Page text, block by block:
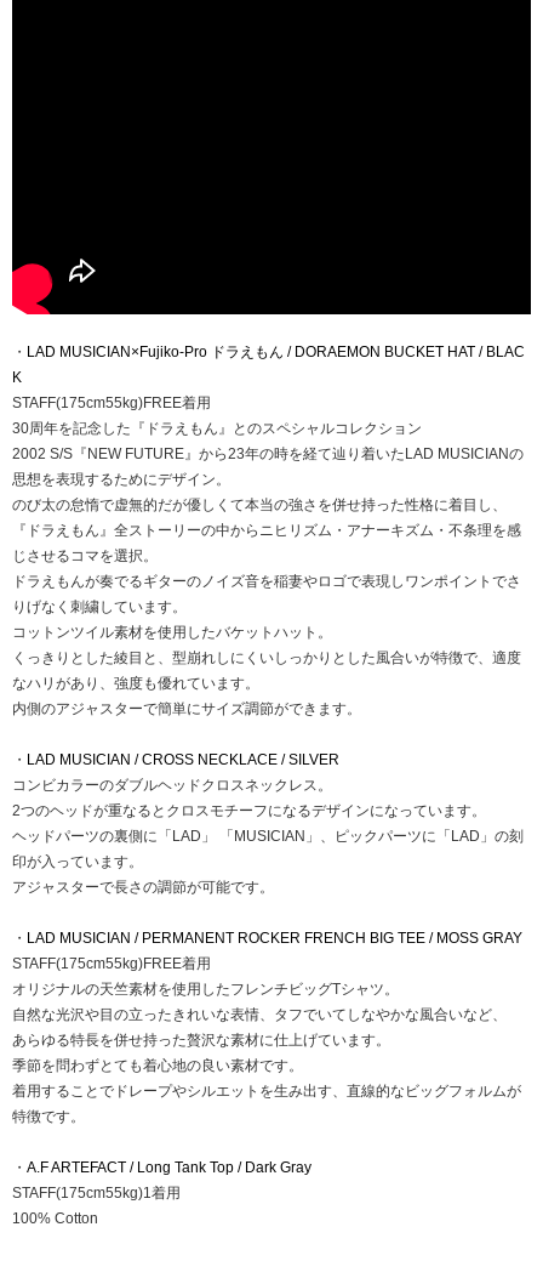
・ LAD MUSICIAN×Fujiko-Pro ドラえもん / DORAEMON BUCKET HAT / BLAC
K
STAFF(175cm55kg)FREE着用
30周年を記念した『ドラえもん』とのスペシャルコレクション
2002 S/S『NEW FUTURE』から23年の時を経て辿り着いたLAD MUSICIANの
思想を表現するためにデザイン。
のび太の怠惰で虚無的だが優しくて本当の強さを併せ持った性格に着目し、
『ドラえもん』全ストーリーの中からニヒリズム・アナーキズム・不条理を感
じさせるコマを選択。
ドラえもんが奏でるギターのノイズ音を稲妻やロゴで表現しワンポイントでさ
りげなく刺繍しています。
コットンツイル素材を使用したバケットハット。
くっきりとした綾目と、型崩れしにくいしっかりとした風合いが特徴で、適度
なハリがあり、強度も優れています。
内側のアジャスターで簡単にサイズ調節ができます。
・ LAD MUSICIAN / CROSS NECKLACE / SILVER
コンビカラーのダブルヘッドクロスネックレス。
2つのヘッドが重なるとクロスモチーフになるデザインになっています。
ヘッドパーツの裏側に「LAD」 「MUSICIAN」、ピックパーツに「LAD」の刻
印が入っています。
アジャスターで長さの調節が可能です。
・ LAD MUSICIAN / PERMANENT ROCKER FRENCH BIG TEE / MOSS GRAY
STAFF(175cm55kg)FREE着用
オリジナルの天竺素材を使用したフレンチビッグTシャツ。
自然な光沢や目の立ったきれいな表情、タフでいてしなやかな風合いなど、
あらゆる特長を併せ持った贅沢な素材に仕上げています。
季節を問わずとても着心地の良い素材です。
着用することでドレープやシルエットを生み出す、直線的なビッグフォルムが
特徴です。
・ A.F ARTEFACT / Long Tank Top / Dark Gray
STAFF(175cm55kg)1着用
100% Cotton